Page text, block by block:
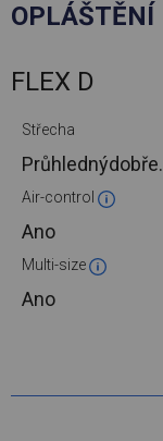
OPLÁŠTĚNÍ
FLEX D
Střecha
Průhlednýdobře.
Air-control
Ano
Multi-size
Ano